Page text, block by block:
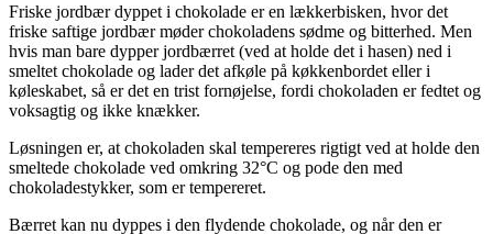
Friske jordbær dyppet i chokolade er en lækkerbisken, hvor det
friske saftige jordbær møder chokoladens sødme og bitterhed. Men
hvis man bare dypper jordbærret (ved at holde det i hasen) ned i
smeltet chokolade og lader det afkøle på køkkenbordet eller i
køleskabet, så er det en trist fornøjelse, fordi chokoladen er fedtet og
voksagtig og ikke knækker.
Løsningen er, at chokoladen skal tempereres rigtigt ved at holde den
smeltede chokolade ved omkring 32°C og pode den med
chokoladestykker, som er tempereret.
Bærret kan nu dyppes i den flydende chokolade, og når den er